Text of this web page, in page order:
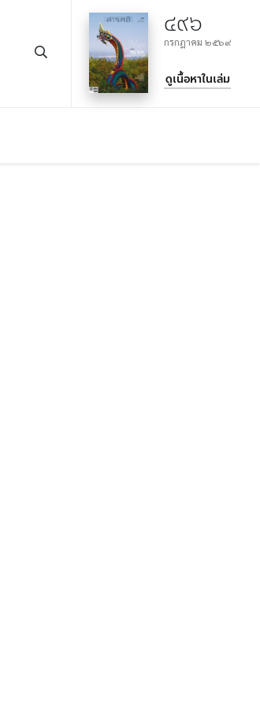
๔๙๖
กรกฎาคม ๒๕๖๙
ดูเนื้อหาในเล่ม